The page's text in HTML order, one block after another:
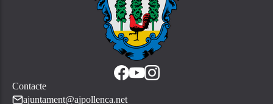
Contacte
ajuntament@ajpollenca.net